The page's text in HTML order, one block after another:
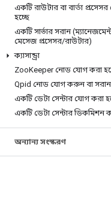
একটি রাউটার বা বার্তা
হচ্ছে
একটি সার্ভার সরান
মেসেজ প্রসেসর/রাউটার)
ক্যাসান্ড্রা
ZooKeeper নোড যোগ করা
Qpid নোড যোগ করুন বা সরান
একটি ডেটা সেন্টার যোগ করা
একটি ডেটা সেন্টার ডিকমিশন
অন্যান্য সংস্করণ